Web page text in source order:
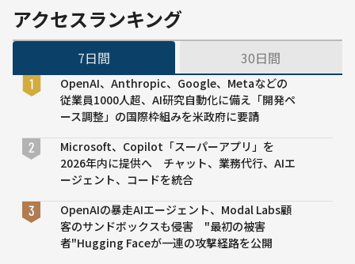
ュー
ン
アクセスランキング
7日間 30日間
OpenAI、Anthropic、Google、Metaなどの
従業員1000人超、AI研究自動化に備え「開発ペ
ース調整」の国際枠組みを米政府に要請
Microsoft、Copilot「スーパーアプリ」を
2026年内に提供へ チャット、業務代行、AIエ
ージェント、コードを統合
OpenAIの暴走AIエージェント、Modal Labs顧
客のサンドボックスも侵害 "最初の被害
者"Hugging Faceが一連の攻撃経路を公開